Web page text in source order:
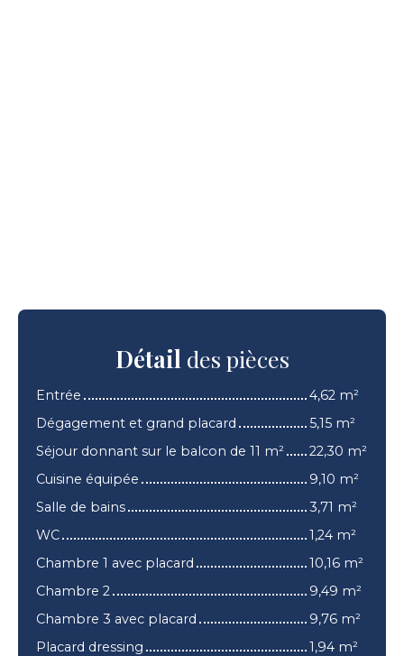
Détail des pièces
Entrée
4,62 m²
Dégagement et grand placard
5,15 m²
Séjour donnant sur le balcon de 11 m²
22,30 m²
Cuisine équipée
9,10 m²
Salle de bains
3,71 m²
WC
1,24 m²
Chambre 1 avec placard
10,16 m²
Chambre 2
9,49 m²
Chambre 3 avec placard
9,76 m²
Placard dressing
1,94 m²